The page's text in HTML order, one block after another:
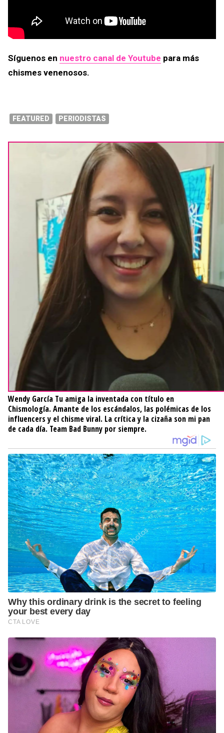
Síguenos en nuestro canal de Youtube para más
chismes venenosos.
FEATURED PERIODISTAS
Wendy García Tu amiga la inventada con título en
Chismología. Amante de los escándalos, las polémicas de los
influencers y el chisme viral. La crítica y la cizaña son mi pan
de cada día. Team Bad Bunny por siempre.